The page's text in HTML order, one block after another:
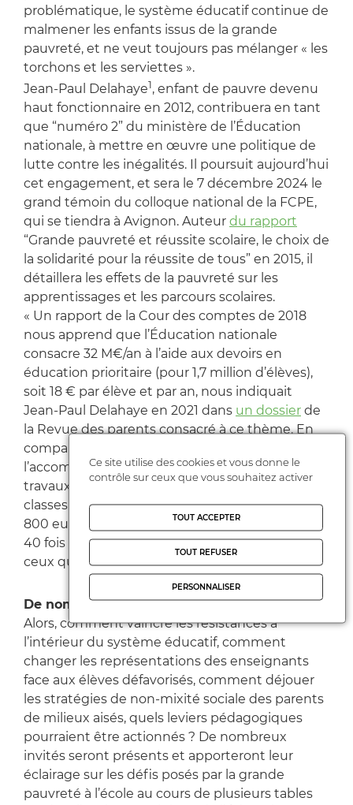
problématique, le système éducatif continue de
malmener les enfants issus de la grande
pauvreté, et ne veut toujours pas mélanger « les
torchons et les serviettes ».
Jean-Paul Delahaye1, enfant de pauvre devenu
haut fonctionnaire en 2012, contribuera en tant
que “numéro 2” du ministère de l’Éducation
nationale, à mettre en œuvre une politique de
lutte contre les inégalités. Il poursuit aujourd’hui
cet engagement, et sera le 7 décembre 2024 le
grand témoin du colloque national de la FCPE,
qui se tiendra à Avignon. Auteur du rapport
“Grande pauvreté et réussite scolaire, le choix de
la solidarité pour la réussite de tous” en 2015, il
détaillera les effets de la pauvreté sur les
apprentissages et les parcours scolaires.
« Un rapport de la Cour des comptes de 2018
nous apprend que l’Éducation nationale
consacre 32 M€/an à l’aide aux devoirs en
éducation prioritaire (pour 1,7 million d’élèves),
soit 18 € par élève et par an, nous indiquait
Jean-Paul Delahaye en 2021 dans un dossier de
la Revue des parents consacré à ce thème. En
comparaison, nous consacrons 70 M€/an à
l’accompagnement éducatif (les heures de
travaux encadrés) des 85 000 étudiants de
classes préparatoires aux grandes écoles, soit
800 euros par élèves et par an. Autrement dit :
40 fois plus ! Les assistés ne sont pas toujours
ceux que l’on croit ».
De nombreux invités, spécialistes du sujet
Alors, comment vaincre les résistances à
l’intérieur du système éducatif, comment
changer les représentations des enseignants
face aux élèves défavorisés, comment déjouer
les stratégies de non-mixité sociale des parents
de milieux aisés, quels leviers pédagogiques
pourraient être actionnés ? De nombreux
invités seront présents et apporteront leur
éclairage sur les défis posés par la grande
pauvreté à l’école au cours de plusieurs tables
Ce site utilise des cookies et vous donne le
contrôle sur ceux que vous souhaitez activer
TOUT ACCEPTER
TOUT REFUSER
PERSONNALISER